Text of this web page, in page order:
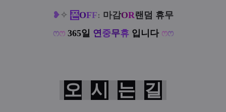
❥ ✧ 폰OFF: 마감OR랜덤 휴무
ෆෆ365일 연중무휴입니다 ෆෆ
오 시 는 길